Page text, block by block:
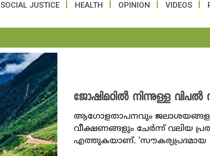
SOCIAL JUSTICE HEALTH OPINION VIDEOS
ജോഷിമഠിൽ നിന്നുള്ള വിപൽ
ആഗോളതാപനവും
വീക്ഷണങ്ങളും ചേർന്ന് വലിയ
എത്തുകയാണ്. 'സൗകര്യപ്രദമായ